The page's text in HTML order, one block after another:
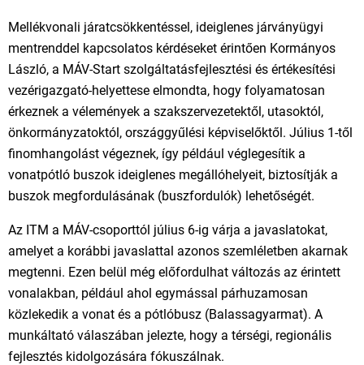
Mellékvonali járatcsökkentéssel, ideiglenes járványügyi
mentrenddel kapcsolatos kérdéseket érintően Kormányos
László, a MÁV-Start szolgáltatásfejlesztési és értékesítési
vezérigazgató-helyettese elmondta, hogy folyamatosan
érkeznek a vélemények a szakszervezetektől, utasoktól,
önkormányzatoktól, országgyűlési képviselőktől. Július 1-től
finomhangolást végeznek, így például véglegesítik a
vonatpótló buszok ideiglenes megállóhelyeit, biztosítják a
buszok megfordulásának (buszfordulók) lehetőségét.
Az ITM a MÁV-csoporttól július 6-ig várja a javaslatokat,
amelyet a korábbi javaslattal azonos szemléletben akarnak
megtenni. Ezen belül még előfordulhat változás az érintett
vonalakban, például ahol egymással párhuzamosan
közlekedik a vonat és a pótlóbusz (Balassagyarmat). A
munkáltató válaszában jelezte, hogy a térségi, regionális
fejlesztés kidolgozására fókuszálnak.